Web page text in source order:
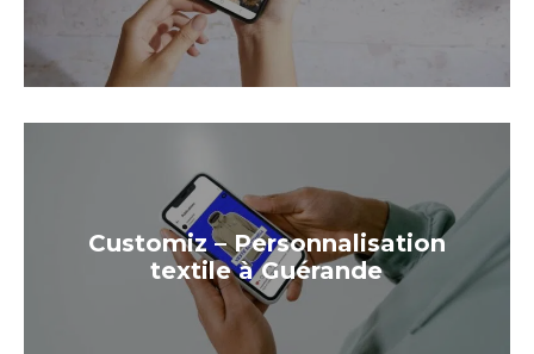
Customiz – Personnalisation
textile à Guérande